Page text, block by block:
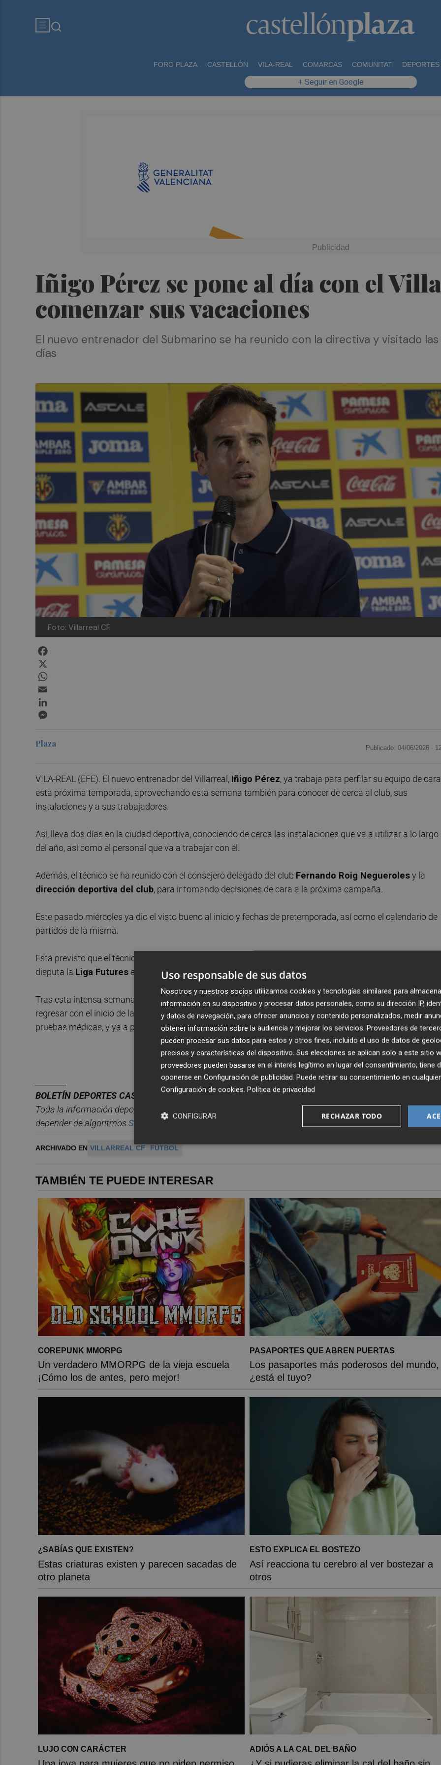
FORO PLAZA CASTELLÓN VILA-REAL COMARCAS COMUNITAT DEPORTES
+ Seguir en Google
Iñigo Pérez se pone al día con el
comenzar sus vacaciones
El nuevo entrenador del Submarino se ha reunido con la directiva y visitado
días
Foto: Villarreal CF
Plaza Publicado: 04/06/2026 ·
VILA-REAL (EFE). El nuevo entrenador del Villarreal, Iñigo Pérez, ya trabaja para perfilar su equipo de cara
esta próxima temporada, aprovechando esta semana también para conocer de cerca al club, sus
instalaciones y a sus trabajadores.
Así, lleva dos días en la ciudad deportiva, conociendo de cerca las instalaciones que va a utilizar a lo largo
del año, así como el personal que va a trabajar con él.
Además, el técnico se ha reunido con el consejero delegado del club Fernando Roig Neguerolesy la
dirección deportiva del club, para ir tomando decisiones de cara a la próxima campaña.
Este pasado miércoles ya dio el visto bueno al inicio y fechas de pretemporada, así como el calendario de
partidos de la misma.
Está previsto que el técnico esté en Vila-real hasta el próximo domingo, aprovechando también que se
disputa la Liga Futures en la Ciudad Deportiva Pamesa.
Tras esta intensa semana de trabajo y reuniones, el técnico tiene previsto iniciar sus vacaciones para ya
regresar con el inicio de la pretemporada elpróximo 6 de julio , fecha en la que se realizarán primero las
pruebas médicas, y ya a partir del día 8 los entrenamientos.
BOLETÍN DEPORTES CASTELL
ÓN PLAZA.
Toda la información deportiva de la provincia, enviada cada d
a a tu correo para seguir la actualidad sin
depender de algoritmos.Suscr bete
ARCHIVADO EN VILLARREAL CF FÚTBOL
TAMBIÉN TE PUEDE INTERESAR
COREPUNK MMORPG
Un verdadero MMORPG de la vieja escuela
¡Cómo los de antes, pero mejor!
PASAPORTES QUE ABREN PUERTAS
Los pasaportes más poderosos del mundo,
¿está el tuyo?
¿SABÍAS QUE EXISTEN?
Estas criaturas existen y parecen sacadas de
otro planeta
ESTO EXPLICA EL BOSTEZO
Así reacciona tu cerebro al ver bostezar a
otros
LUJO CON CARÁCTER ADIÓS A LA CAL DEL BAÑO
Uso responsable de sus datos
Nosotros y nuestros socios utilizamos cookies y tecnologías similares para
información en su dispositivo y procesar datos personales, como su dirección IP,
y datos de navegación, para ofrecer anuncios y contenido personalizados, medir
obtener información sobre la audiencia y mejorar los servicios. Proveedores de
pueden procesar sus datos para estos y otros fines, incluido el uso de datos de
precisos y características del dispositivo. Sus elecciones se aplican solo a este sitio
proveedores pueden basarse en el interés legítimo en lugar del consentimiento; tiene
oponerse en Configuración de publicidad. Puede retirar su consentimiento en
Configuración de cookies. Política de privacidad
RECHAZAR TODO
CONFIGURAR